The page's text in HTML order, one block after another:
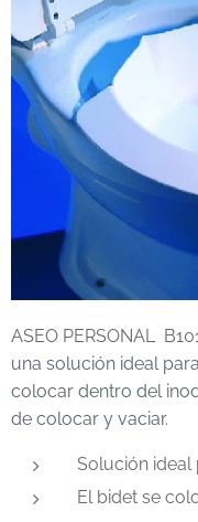
ASEO PERSONAL
una solución ideal
colocar dentro del
de colocar y vaciar.
Solución ideal
El bidet se